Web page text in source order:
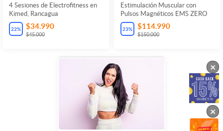
4 Sesiones de Electrofitness en
Kimed, Rancagua
22% $34.990
$45.000
Estimulación Muscular con
Pulsos Magnéticos EMS ZERO
23% $114.990
$150.000
×
×